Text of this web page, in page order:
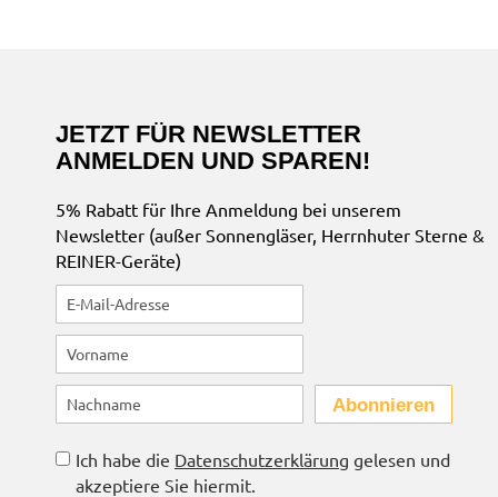
JETZT FÜR NEWSLETTER
ANMELDEN UND SPAREN!
5% Rabatt für Ihre Anmeldung bei unserem
Newsletter (außer Sonnengläser, Herrnhuter Sterne &
REINER-Geräte)
Abonnieren
Ich habe die Datenschutzerklärung gelesen und
akzeptiere Sie hiermit.